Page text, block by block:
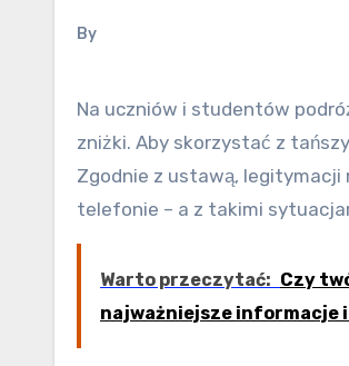
By
Na uczniów i studentów podróżujących pociągami Kolei Śląskich czekają ulgi ustawowe oraz dedykowane
zniżki. Aby skorzystać z
Zgodnie z ustawą, legitymacji
telefonie – a z takimi
Warto przeczytać: Czy
najważniejsze informacje